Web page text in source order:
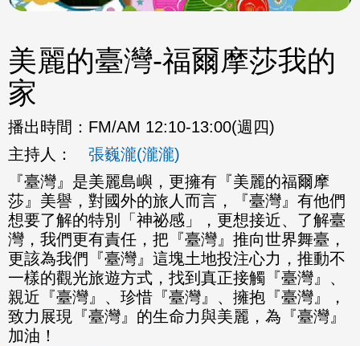
美麗的臺灣-福爾摩莎我的
家
播出時間： FM/AM 12:10-13:00(週四)
主持人：
張巍瀧(瀧瀧)
『臺灣』是美麗島嶼，更擁有『美麗的福爾摩
莎』美譽，對國外的旅人而言，『臺灣』有他們
想要了解的特別「神祕感」，更想接近、了解臺
灣，我們更有責任，把『臺灣』推向世界舞臺，
更該為我們『臺灣』這塊土地投注心力，推動不
一樣的觀光旅遊方式，找到真正接觸『臺灣』、
親近『臺灣』、珍惜『臺灣』、擁抱『臺灣』，
致力展現『臺灣』的生命力與美麗，為『臺灣』
加油！